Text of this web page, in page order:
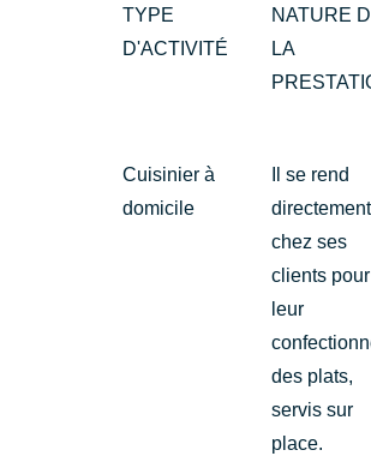
TYPE
D'ACTIVITÉ
NATURE
LA
Cuisinier à
domicile
Il se rend
directement
chez ses
clients pour
leur
des plats,
servis sur
place.